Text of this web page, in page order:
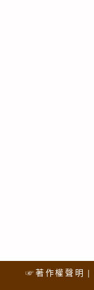
☞著作權聲明